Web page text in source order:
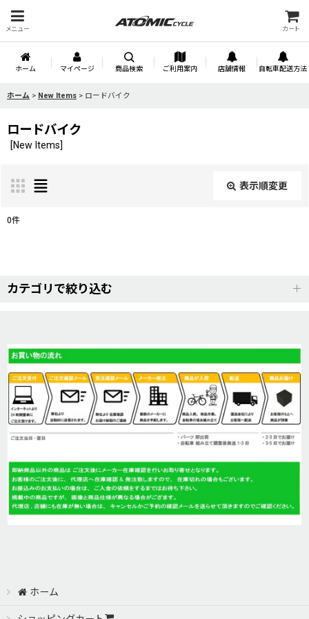
メニュー カート
ホーム マイページ 商品検索 ご利用案内 店舗情報 自転車配送方法
ホーム > New Items > ロードバイク
ロードバイク
[New Items]
表示順変更
表示数 :
絞り込む
0件
カテゴリで絞り込む
BASSO(バッソ)
Cannondale(キャノンデール)
GIANT(ジャイアント)
GIOS(ジオス)
MERIDA(メリダ)
ホーム